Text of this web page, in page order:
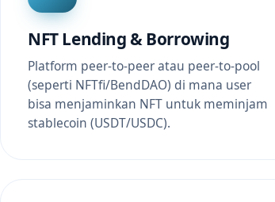
NFT Lending & Borrowing
Platform peer-to-peer atau peer-to-pool
(seperti NFTfi/BendDAO) di mana user
bisa menjaminkan NFT untuk meminjam
stablecoin (USDT/USDC).